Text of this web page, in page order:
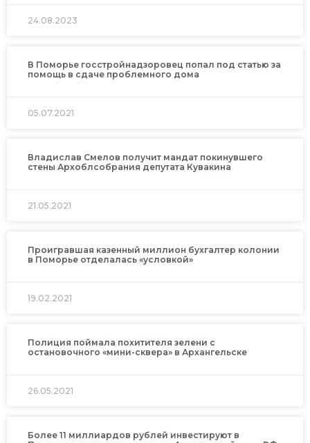
24.08.2023
В Поморье госстройнадзоровец попал под статью за
помощь в сдаче проблемного дома
05.07.2021
Владислав Смелов получит мандат покинувшего
стены Архоблсобрания депутата Кувакина
21.05.2021
Проигравшая казенный миллион бухгалтер колонии
в Поморье отделалась «условкой»
19.02.2021
Полиция поймала похитителя зелени с
остановочного «мини-сквера» в Архангельске
26.05.2021
Более 11 миллиардов рублей инвестируют в